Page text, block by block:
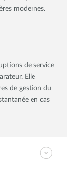
modernes.
de service
Elle
de gestion du
en cas